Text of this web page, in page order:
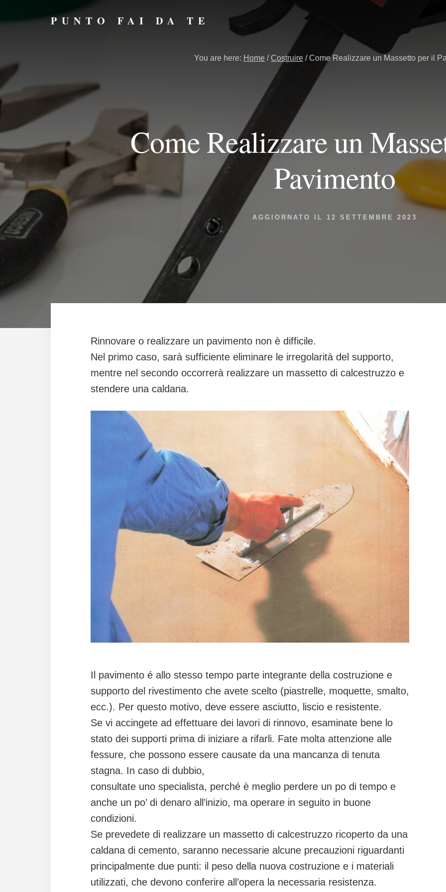
PUNTO FAI DA TE
You are here: Home / Costruire /Come Realizzare un Massetto per il
Come Realizzare un
Pavimento
AGGIORNATO IL 12 SETTEMBRE 2023
Rinnovare o realizzare un pavimento non è difficile.
Nel primo caso, sarà sufficiente eliminare le irregolarità del supporto,
mentre nel secondo occorrerà realizzare un massetto di calcestruzzo e
stendere una caldana.
Il pavimento é allo stesso tempo parte integrante della costruzione e
supporto del rivestimento che avete scelto (piastrelle, moquette, smalto,
ecc.). Per questo motivo, deve essere asciutto, liscio e resistente.
Se vi accingete ad effettuare dei lavori di rinnovo, esaminate bene lo
stato dei supporti prima di iniziare a rifarli. Fate molta attenzione alle
fessure, che possono essere causate da una mancanza di tenuta
stagna. In caso di dubbio,
consultate uno specialista, perché è meglio perdere un po di tempo e
anche un po’ di denaro all’inizio, ma operare in seguito in buone
condizioni.
Se prevedete di realizzare un massetto di calcestruzzo ricoperto da una
caldana di cemento, saranno necessarie alcune precauzioni riguardanti
principalmente due punti: il peso della nuova costruzione e i materiali
utilizzati, che devono conferire all’opera la necessaria resistenza.